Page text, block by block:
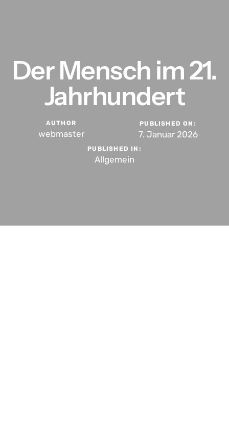
Der Mensch im 21.
Jahrhundert
AUTHOR
webmaster
PUBLISHED ON:
7. Januar 2026
PUBLISHED IN:
Allgemein